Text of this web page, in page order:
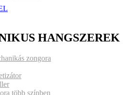
HANGSZEREK
zongora
több színben